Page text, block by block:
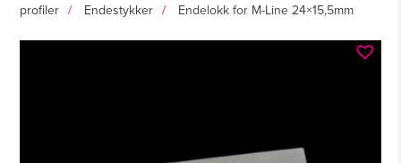
profiler
Endestykker Endelokk for M-Line 24×15,5mm